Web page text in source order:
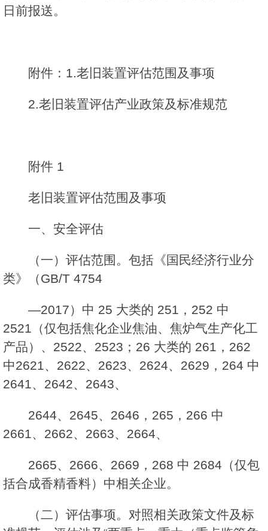
日前报送。
附件：1.老旧装置评估范围及事项
2.老旧装置评估产业政策及标准规范
附件 1
老旧装置评估范围及事项
一、安全评估
（一）评估范围。包括《国民经济行业分
类》（GB/T 4754
—2017）中 25 大类的 251，252 中
2521（仅包括焦化企业焦油、焦炉气生产化工
产品）、2522、2523；26 大类的 261，262
中2621、2622、2623、2624、2629，264 中
2641、2642、2643、
2644、2645、2646，265，266 中
2661、2662、2663、2664、
2665、2666、2669，268 中 2684（仅包
括合成香精香料）中相关企业。
（二）评估事项。对照相关政策文件及标